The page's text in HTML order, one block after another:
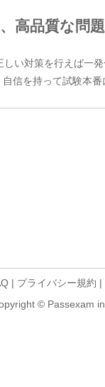
高品質な問
い対策を行えば一
信を持って試験本
| プライバシー規約 |
© Passexam